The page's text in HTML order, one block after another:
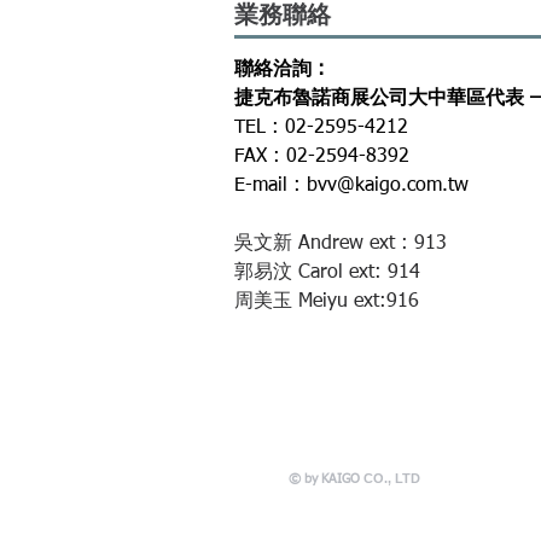
​業務聯絡
聯絡洽詢 :
捷克布魯諾商展公司大中華區代表
TEL : 02-2595-4212
FAX : 02-2594-8392
E-mail : bvv@kaigo.com.tw
吳文新 Andrew ext : 913
​郭易汶 Carol ext: 914
​周美玉 Meiyu ext:916
© by KAIGO CO., LTD